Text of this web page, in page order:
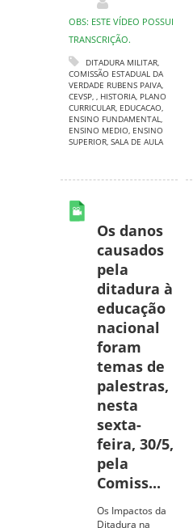
OBS: ESTE VÍDEO POSSUI
TRANSCRIÇÃO.
DITADURA MILITAR,
COMISSÃO ESTADUAL DA
VERDADE RUBENS PAIVA,
CEVSP, , HISTORIA, PLANO
CURRICULAR, EDUCACAO,
ENSINO FUNDAMENTAL,
ENSINO MEDIO, ENSINO
SUPERIOR, SALA DE AULA
Os danos
causados
pela
ditadura à
educação
nacional
foram
temas de
palestras,
nesta
sexta-
feira, 30/5,
pela
Comiss...
Os Impactos da
Ditadura na